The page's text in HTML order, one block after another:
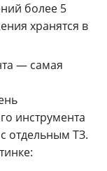
более 5
хранятся в
— самая
инструмента
отдельным ТЗ.